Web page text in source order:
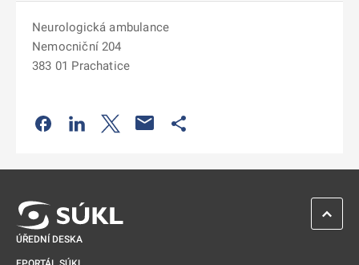
Neurologická ambulance
Nemocniční 204
383 01 Prachatice
Odkaz se otevře na nové kartě
Odkaz se otevře na nové kartě
Odkaz se otevře na nové kartě
ÚŘEDNÍ DESKA
ZPĚT